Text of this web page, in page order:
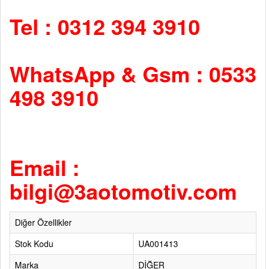
Tel : 0312 394 3910
WhatsApp & Gsm : 0533
498 3910
Email :
bilgi@3aotomotiv.com
Diğer Özellikler
Stok Kodu
UA001413
Marka
DİĞER